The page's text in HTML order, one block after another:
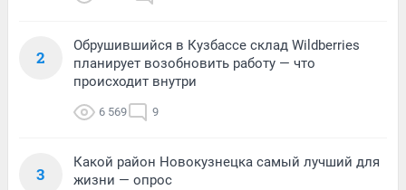
2
Обрушившийся в Кузбассе склад Wildberries
планирует возобновить работу — что
происходит внутри
6 569 9
3
Какой район Новокузнецка самый лучший для
жизни — опрос